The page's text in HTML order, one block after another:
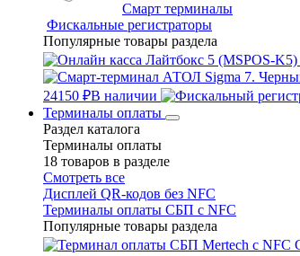
Смарт терминалы
Фискальные регистраторы
Популярные товары раздела
24150 ₽В наличии
Терминалы оплаты
Раздел каталога
Терминалы оплаты
18 товаров в разделе
Смотреть все
Дисплей QR-кодов без NFC
Терминалы оплаты СБП с NFC
Популярные товары раздела